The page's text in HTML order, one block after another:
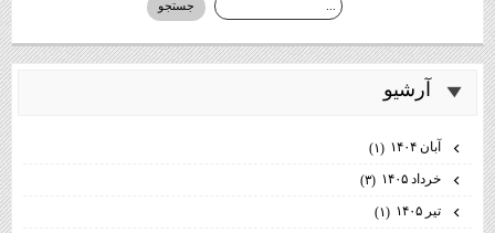
آرشيو
آبان ۱۴۰۴
(۱)
خرداد ۱۴۰۵
(۳)
تیر ۱۴۰۵
(۱)